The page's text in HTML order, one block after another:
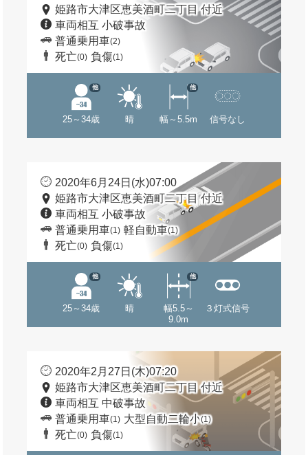
姫路市大津区恵美酒町二丁目 付近
車両相互 小破事故
普通乗用車(2)
死亡(0) 負傷(1)
25～34歳
他
晴 幅～5.5m
他
信号なし
2020年6月24日(水)07:00
姫路市大津区恵美酒町二丁目 付近
車両相互 小破事故
普通乗用車(1) 軽自動車(1)
死亡(0) 負傷(1)
25～34歳
他
晴
幅5.5～
9.0m
他
３灯式信号
2020年2月27日(木)07:20
姫路市大津区恵美酒町二丁目 付近
車両相互 中破事故
普通乗用車(1) 大型自動二輪小(1)
死亡(0) 負傷(1)